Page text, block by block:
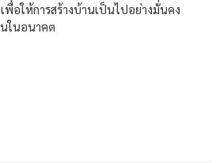
พื่อให้การสร้างบ้านเป็นไปอย่างมั่นคง
นในอนาคต